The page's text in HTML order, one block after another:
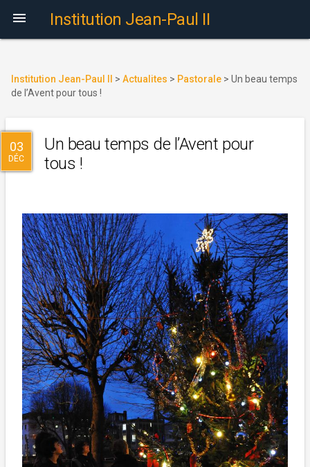
 Institution Jean-Paul II
Institution Jean-Paul II > Actualites > Pastorale > Un beau temps
de l’Avent pour tous !
03
DÉC
Un beau temps de l’Avent pour
tous !